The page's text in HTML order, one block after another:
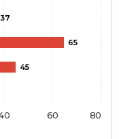
37
65
45
60 80